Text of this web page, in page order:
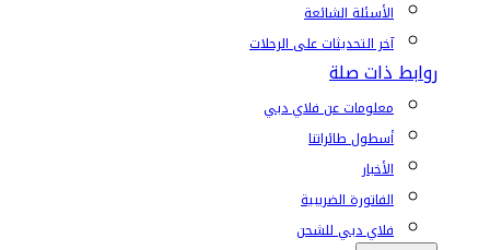
الأسئلة الشائعة
آخر التحديثات على الرحلات
روابط ذات صلة
معلومات عن فلاي دبي
أسطول طائراتنا
الأخبار
الفاتورة الضريبية
فلاي دبي للشحن